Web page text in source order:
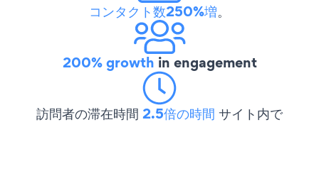
コンタクト数250%増。
200% growth in engagement
訪問者の滞在時間 2.5倍の時間 サイト内で